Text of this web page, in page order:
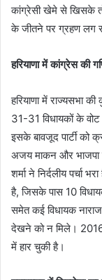
कांग्रेसी खेमे से खिसके
के जीतने पर ग्रहण लग
हरियाणा में कांग्रेस की
हरियाणा में राज्यसभा
31-31 विधायकों के
इसके बावजूद पार्टी को
अजय माकन और भाजपा ने
शर्मा ने निर्दलीय पर्चा
है, जिसके पास 10
समेत कई विधायक
देखने को न मिले। 2016
में हार चुकी है।